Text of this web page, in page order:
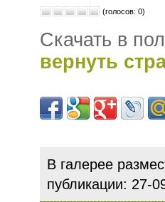
(голосов: 0)
Скачать в
вернуть
В галерее
публикации: